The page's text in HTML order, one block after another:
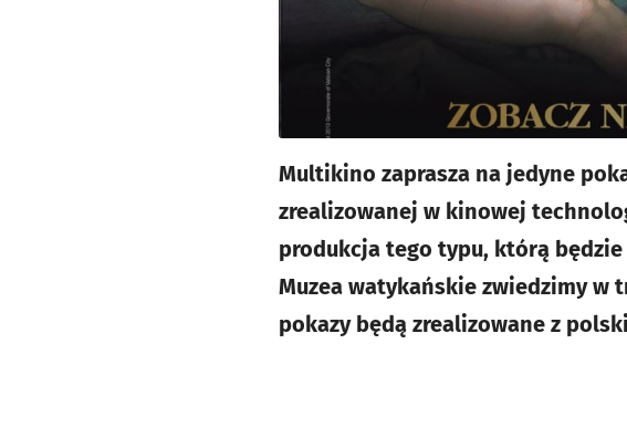
Multikino zaprasza na jedyne
zrealizowanej w kinowej
produkcja tego typu, którą
Muzea watykańskie zwiedzimy w
pokazy będą zrealizowane z